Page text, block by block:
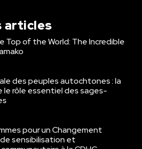
articles
Top of the World: The Incredible
des peuples autochtones : la
le rôle essentiel des sages-
pour un Changement
sensibilisation et